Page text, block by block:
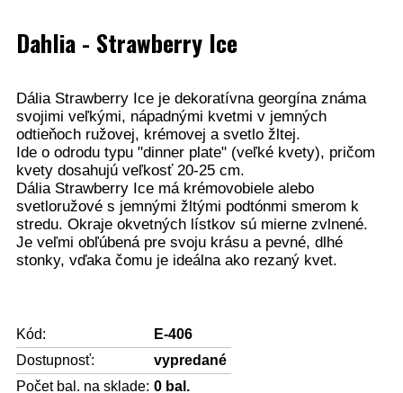
Dahlia - Strawberry Ice
Dália Strawberry Ice je dekoratívna georgína známa
svojimi veľkými, nápadnými kvetmi v jemných
odtieňoch ružovej, krémovej a svetlo žltej.
Ide o odrodu typu "dinner plate" (veľké kvety), pričom
kvety dosahujú veľkosť 20-25 cm.
Dália Strawberry Ice má krémovobiele alebo
svetloružové s jemnými žltými podtónmi smerom k
stredu. Okraje okvetných lístkov sú mierne zvlnené.
Je veľmi obľúbená pre svoju krásu a pevné, dlhé
stonky, vďaka čomu je ideálna ako rezaný kvet.
Kód:
E-406
Dostupnosť:
vypredané
Počet bal. na sklade: 0 bal.